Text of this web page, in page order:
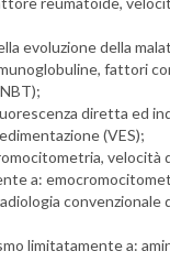
evoluzione della
fattori
diretta ed
(VES);
velocità
a:
limitatamente a: